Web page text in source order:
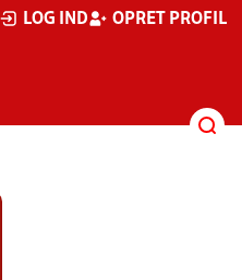
LOG IND OPRET PROFIL